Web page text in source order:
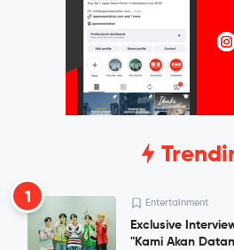
1 Entertainment
Exclusive
"Kami Akan